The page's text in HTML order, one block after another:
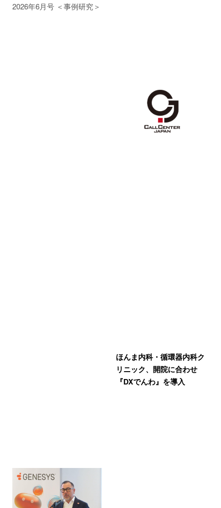
2026年6月号 ＜事例研究＞
ほんま内科・循環器内科ク
リニック、開院に合わせ
『DXでんわ』を導入